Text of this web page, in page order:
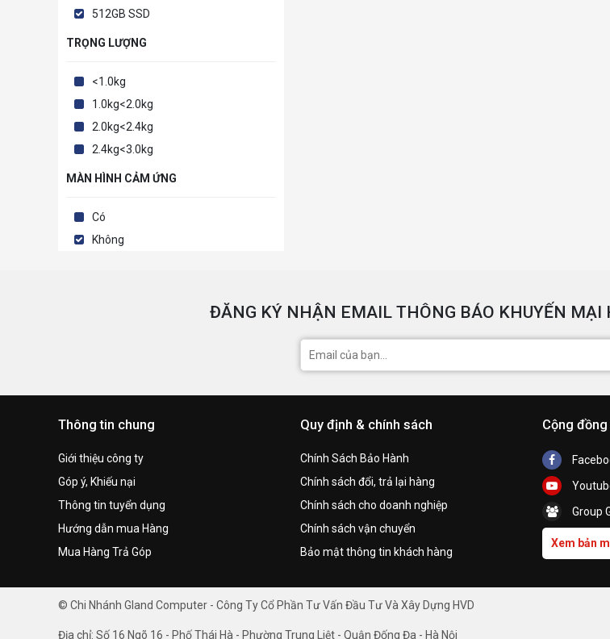
512GB SSD
TRỌNG LƯỢNG
<1.0kg
1.0kg<2.0kg
2.0kg<2.4kg
2.4kg<3.0kg
MÀN HÌNH CẢM ỨNG
Có
Không
ĐĂNG KÝ NHẬN EMAIL THÔNG BÁO KHUYẾN
Thông tin chung
Giới thiệu công ty
Góp ý, Khiếu nại
Thông tin tuyển dụng
Hướng dẫn mua Hàng
Mua Hàng Trả Góp
Quy định & chính sách
Chính Sách Bảo Hành
Chính sách đổi, trả lại hàng
Chính sách cho doanh nghiệp
Chính sách vận chuyển
Bảo mật thông tin khách hàng
Cộng
Group
Xem bản
© Chi Nhánh Gland Computer - Công Ty Cổ Phần Tư Vấn Đầu Tư Và Xây Dựng HVD
Địa chỉ: Số 16 Ngõ 16 - Phố Thái Hà - Phường Trung Liệt - Quận Đống Đa - Hà Nội